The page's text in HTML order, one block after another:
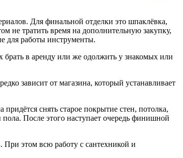
Для финальной отделки это шпаклёвка,
не тратить время на дополнительную закупку,
для работы инструменты.
брать в аренду или же одолжить у знакомых или
зависит от магазина, который устанавливает
снять старое покрытие стен, потолка,
После этого наступает очередь финишной
При этом всю работу с сантехникой и